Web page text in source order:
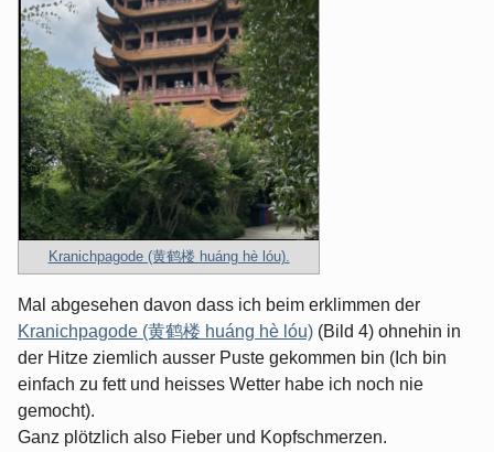
Kranichpagode (黄鹤楼 huáng hè lóu).
Mal abgesehen davon dass ich beim erklimmen der
Kranichpagode (黄鹤楼 huáng hè lóu) (Bild 4) ohnehin in
der Hitze ziemlich ausser Puste gekommen bin (Ich bin
einfach zu fett und heisses Wetter habe ich noch nie
gemocht).
Ganz plötzlich also Fieber und Kopfschmerzen.